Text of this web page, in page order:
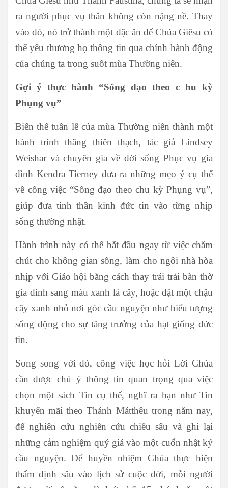
ra người phục vụ thân không còn nặng nề. Thay
vào đó, nó trở thành một đặc ân để Chúa Giêsu có
thể yêu thương họ thông tin qua chính hành động
của chúng ta trong suốt mùa Thường niên.
Gợi ý thực hành “Sống đạo theo c hu kỳ
Phụng vụ”
Biến thể tuần lễ của mùa Thường niên thành một
hành trình thăng thiên thạch, tác giả Lindsey
Weishar và chuyên gia về đời sống Phục vụ gia
đình Kendra Tierney đưa ra những mẹo ý cụ thể
về công việc “Sống đạo theo chu kỳ Phụng vụ”,
giúp đưa tinh thần kinh đức tin vào từng nhịp
sống thường nhật.
Hành trình này có thể bắt đầu ngay từ việc chăm
chút cho không gian sống, làm cho ngôi nhà hòa
nhịp với Giáo hội bằng cách thay trải trải bàn thờ
gia đình sang màu xanh lá cây, hoặc đặt một chậu
cây xanh nhỏ nơi góc cầu nguyện như biểu tượng
sống động cho sự tăng trưởng của hạt giống đức
tin.
Song song với đó, công việc học hỏi Lời Chúa
cần được chú ý thông tin quan trọng qua việc
chọn một sách Tin cụ thể, nghĩ ra hạn như Tin
khuyến mãi theo Thánh Mátthêu trong năm nay,
để nghiên cứu nghiên cứu chiều sâu và ghi lại
những cảm nghiệm quý giá vào một cuốn nhật ký
cầu nguyện. Để huyền nhiệm Chúa thực hiện
thẩm định sâu vào lịch sử cuộc đời, mỗi người